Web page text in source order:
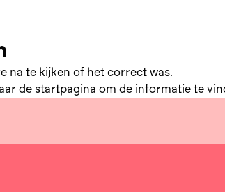
na te kijken of het correct was.
de startpagina om de informatie te